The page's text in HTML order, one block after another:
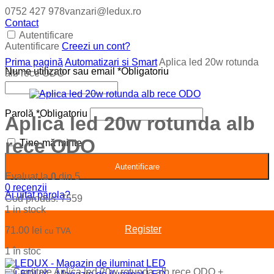
0752 427 978vanzari@ledux.ro
Contact
Autentificare
Autentificare Creezi un cont?
Nume utilizator sau email *Obligatoriu
Parolă *Obligatoriu
Ține-mă minte
Autentificare
Ai uitat parola?
Register
Prima pagină Automatizari si SmartAplica led 20w rotunda
alb rece ODO
Aplica led 20w rotunda alb
rece ODO
Evaluat la0din 5
0 recenzii
Cod produs: 7559
1 in stock
71.00 lei cu TVA
1 în stoc
− Cantitate Aplica led 20w rotunda alb rece ODO +